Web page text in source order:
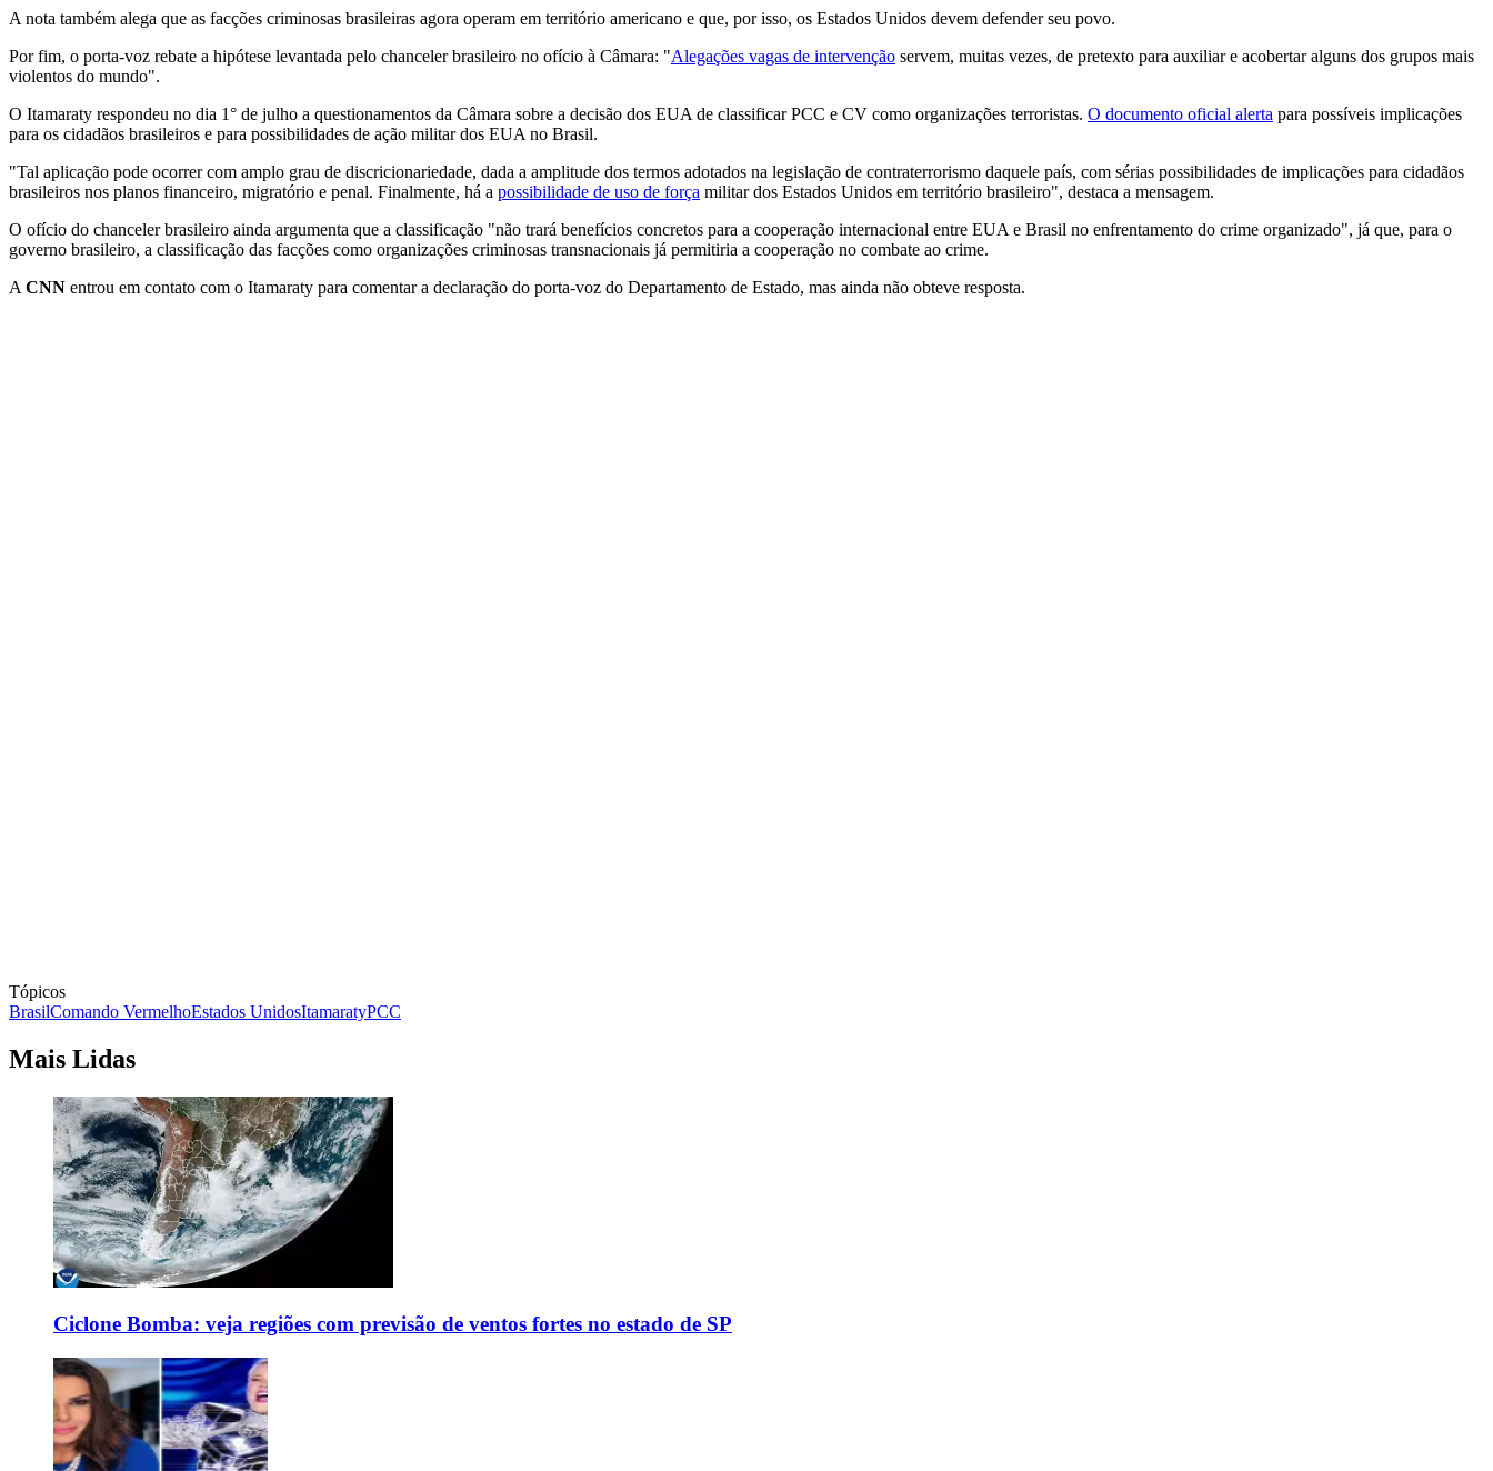
A nota também alega que as facções criminosas brasileiras agora operam em território americano e que, por isso, os Estados Unidos devem defender seu povo.
Por fim, o porta-voz rebate a hipótese levantada pelo chanceler brasileiro no ofício à Câmara: "Alegações vagas de intervenção servem, muitas vezes, de pretexto para auxiliar e acobertar alguns dos grupos mais
violentos do mundo".
O Itamaraty respondeu no dia 1° de julho a questionamentos da Câmara sobre a decisão dos EUA de classificar PCC e CV como organizações terroristas. O documento oficial alerta para possíveis implicações
para os cidadãos brasileiros e para possibilidades de ação militar dos EUA no Brasil.
"Tal aplicação pode ocorrer com amplo grau de discricionariedade, dada a amplitude dos termos adotados na legislação de contraterrorismo daquele país, com sérias possibilidades de implicações para cidadãos
brasileiros nos planos financeiro, migratório e penal. Finalmente, há a possibilidade de uso de força militar dos Estados Unidos em território brasileiro", destaca a mensagem.
O ofício do chanceler brasileiro ainda argumenta que a classificação "não trará benefícios concretos para a cooperação internacional entre EUA e Brasil no enfrentamento do crime organizado", já que, para o
governo brasileiro, a classificação das facções como organizações criminosas transnacionais já permitiria a cooperação no combate ao crime.
A CNN entrou em contato com o Itamaraty para comentar a declaração do porta-voz do Departamento de Estado, mas ainda não obteve resposta.
Tópicos
BrasilComando VermelhoEstados UnidosItamaratyPCC
Mais Lidas
Ciclone Bomba: veja regiões com previsão de ventos fortes no estado de SP